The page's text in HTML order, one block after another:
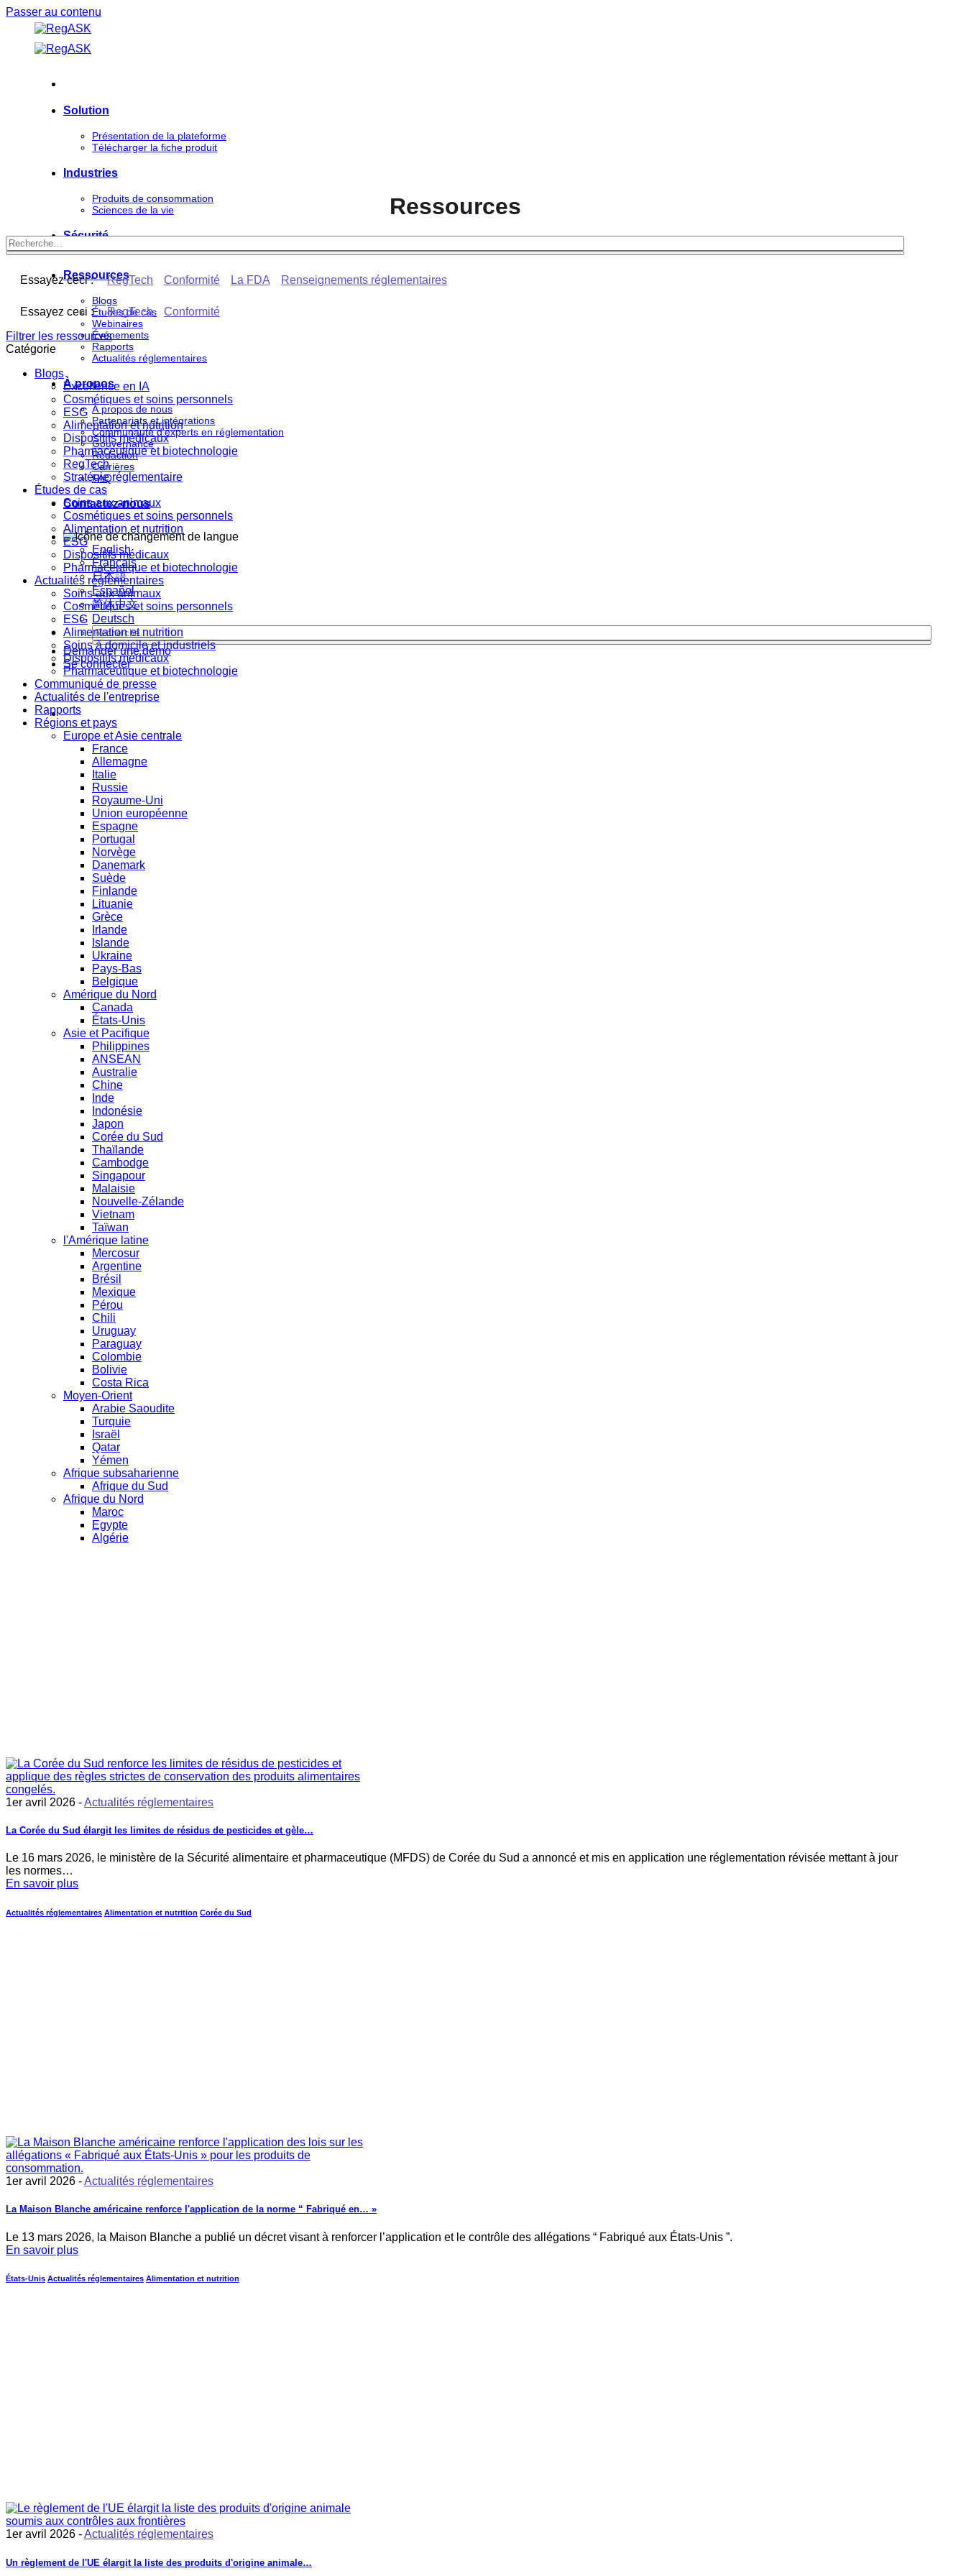
Passer au contenu
Solution
Présentation de la plateforme
Télécharger la fiche produit
Industries
Produits de consommation
Sciences de la vie
Sécurité
Ressources
Blogs
Études de cas
Webinaires
Événements
Rapports
Actualités réglementaires
À propos
À propos de nous
Partenariats et intégrations
Communauté d'experts en réglementation
Gouvernance
Rédaction
Carrières
FAQ
Contactez-nous
English
Français
日本語
Español
简体中文
Deutsch
Demander une démo
Se connecter
Ressources
Essayez ceci : RegTech Conformité La FDA Renseignements réglementaires
Essayez ceci : RegTech
Conformité
Filtrer les ressources
Catégorie
Blogs
Excellence en IA
Cosmétiques et soins personnels
ESG
Alimentation et nutrition
Dispositifs médicaux
Pharmaceutique et biotechnologie
RegTech
Stratégie réglementaire
Études de cas
Soins aux animaux
Cosmétiques et soins personnels
Alimentation et nutrition
ESG
Dispositifs médicaux
Pharmaceutique et biotechnologie
Actualités réglementaires
Soins aux animaux
Cosmétiques et soins personnels
ESG
Alimentation et nutrition
Soins à domicile et industriels
Dispositifs médicaux
Pharmaceutique et biotechnologie
Communiqué de presse
Actualités de l'entreprise
Rapports
Régions et pays
Europe et Asie centrale
France
Allemagne
Italie
Russie
Royaume-Uni
Union européenne
Espagne
Portugal
Norvège
Danemark
Suède
Finlande
Lituanie
Grèce
Irlande
Islande
Ukraine
Pays-Bas
Belgique
Amérique du Nord
Canada
États-Unis
Asie et Pacifique
Philippines
ANSEAN
Australie
Chine
Inde
Indonésie
Japon
Corée du Sud
Thaïlande
Cambodge
Singapour
Malaisie
Nouvelle-Zélande
Vietnam
Taïwan
l'Amérique latine
Mercosur
Argentine
Brésil
Mexique
Pérou
Chili
Uruguay
Paraguay
Colombie
Bolivie
Costa Rica
Moyen-Orient
Arabie Saoudite
Turquie
Israël
Qatar
Yémen
Afrique subsaharienne
Afrique du Sud
Afrique du Nord
Maroc
Egypte
Algérie
1er avril 2026 -Actualités réglementaires
La Corée du Sud élargit les limites de résidus de pesticides et gèle…
Le 16 mars 2026, le ministère de la Sécurité alimentaire et pharmaceutique (MFDS) de Corée du Sud a annoncé et mis en application une réglementation révisée mettant à jour
les normes…
En savoir plus
Actualités réglementaires Alimentation et nutrition Corée du Sud
1er avril 2026 -Actualités réglementaires
La Maison Blanche américaine renforce l'application de la norme “ Fabriqué en… »
Le 13 mars 2026, la Maison Blanche a publié un décret visant à renforcer l’application et le contrôle des allégations “ Fabriqué aux États-Unis ”.
En savoir plus
États-Unis Actualités réglementaires Alimentation et nutrition
1er avril 2026 -Actualités réglementaires
Un règlement de l'UE élargit la liste des produits d'origine animale…